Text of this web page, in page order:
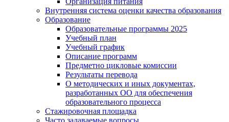
Внутренняя система оценки качества образования
Образование
Образовательные программы 2025
Учебный план
Учебный график
Описание программ
Предметно цикловые комиссии
Результаты перевода
О методических и иных документах,
разработанных ОО для обеспечения
образовательного процесса
Стажировочная площадка
Часто задаваемые вопросы